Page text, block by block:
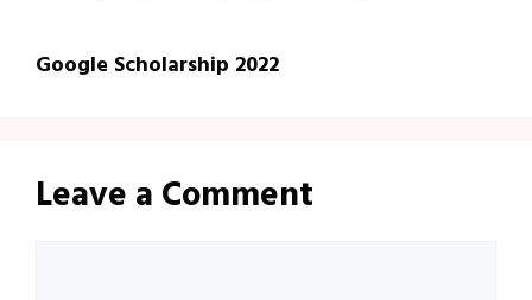
Google Scholarship 2022
Leave a Comment